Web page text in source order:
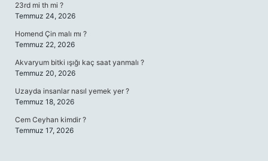
23rd mi th mi ?
Temmuz 24, 2026
Homend Çin malı mı ?
Temmuz 22, 2026
Akvaryum bitki ışığı kaç saat yanmalı ?
Temmuz 20, 2026
Uzayda insanlar nasıl yemek yer ?
Temmuz 18, 2026
Cem Ceyhan kimdir ?
Temmuz 17, 2026